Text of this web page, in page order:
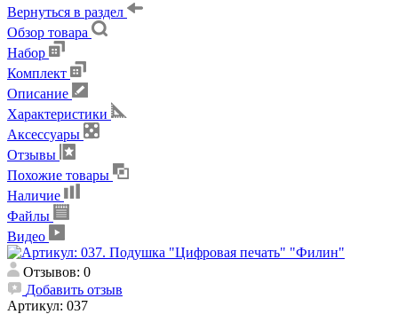
Вернуться в раздел
Обзор товара
Набор
Комплект
Описание
Характеристики
Аксессуары
Отзывы
Похожие товары
Наличие
Файлы
Видео
Отзывов: 0
Добавить отзыв
Артикул: 037